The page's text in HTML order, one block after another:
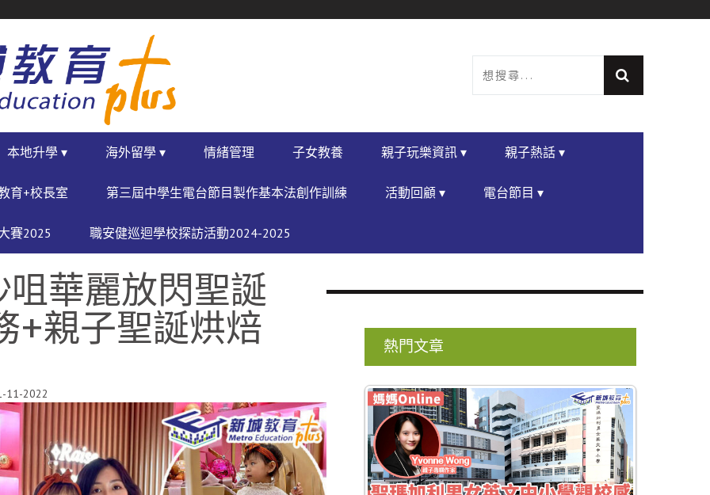
本地升學 ▾ 海外留學 ▾ 情緒管理 子女教養 親子玩樂資訊 ▾ 親子熱話 ▾
育+校長室 第三屆中學生電台節目製作基本法創作訓練 活動回顧 ▾ 電台節目 ▾
賽2025 職安健巡迴學校探訪活動2024-2025
華麗放閃聖誕
+親子聖誕烘焙
11-2022
熱門文章